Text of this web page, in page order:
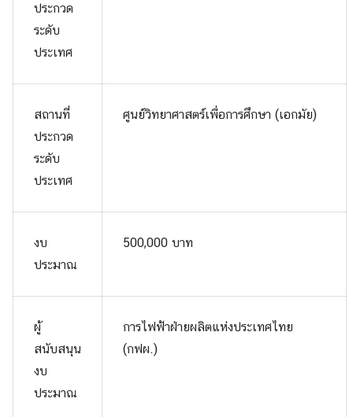
ประกวด
ระดับ
ประเทศ
สถานที่
ประกวด
ระดับ
ประเทศ
ศูนย์วิทยาศาสตร์เพื่อการศึกษา (เอกมัย)
งบ
ประมาณ
500,000 บาท
ผู้
สนับสนุน
งบ
ประมาณ
การไฟฟ้าฝ่ายผลิตแห่งประเทศไทย
(กฟผ.)